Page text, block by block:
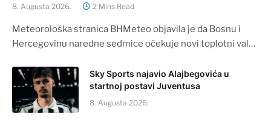
8. Augusta 2026. 2 Mins Read
Meteorološka stranica BHMeteo objavila je da Bosnu i
Hercegovinu naredne sedmice očekuje novi toplotni val…
Sky Sports najavio Alajbegovića u
startnoj postavi Juventusa
8. Augusta 2026.